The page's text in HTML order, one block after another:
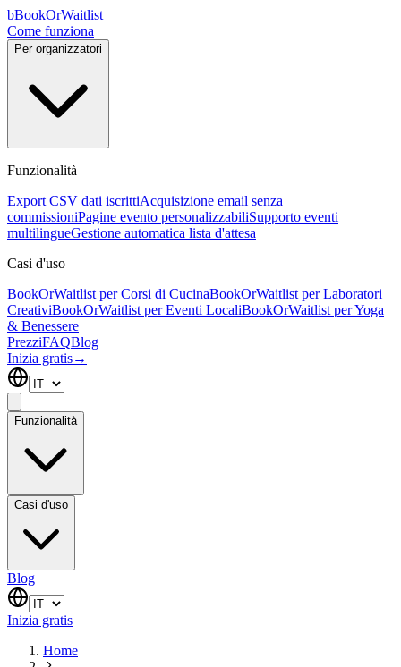
bBookOrWaitlist
Come funziona
Per organizzatori
Funzionalità
Export CSV dati iscrittiAcquisizione email senza
commissioniPagine evento personalizzabiliSupporto eventi
multilingueGestione automatica lista d'attesa
Casi d'uso
BookOrWaitlist per Corsi di CucinaBookOrWaitlist per Laboratori
CreativiBookOrWaitlist per Eventi LocaliBookOrWaitlist per Yoga
& Benessere
PrezziFAQBlog
Inizia gratis→
Funzionalità
Casi d'uso
Blog
Inizia gratis
Home